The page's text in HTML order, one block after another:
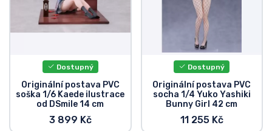
Dostupný
Originální postava PVC
soška 1/6 Kaede ilustrace
od DSmile 14 cm
3 899 Kč
Dostupný
Originální postava PVC
socha 1/4 Yuko Yashiki
Bunny Girl 42 cm
11 255 Kč